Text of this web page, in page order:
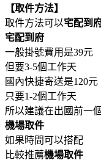
【取件方法】
取件方法可以宅配到
宅配到府
一般掛號費用是39元
但要3-5個工作天
國內快捷寄送是120元
只要1-2個工作天
所以建議在出國前一
機場取件
如果時間可以搭配
比較推薦機場取件